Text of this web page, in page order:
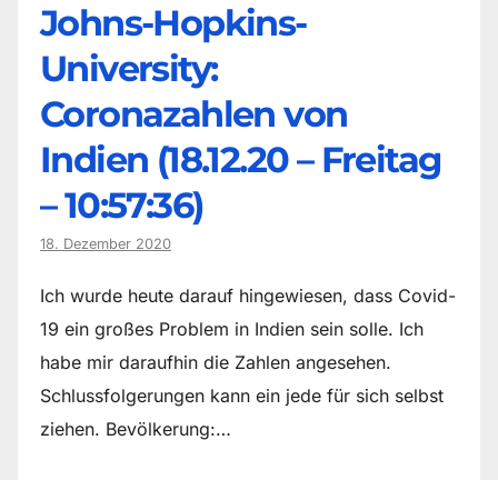
Johns-Hopkins-
University:
Coronazahlen von
Indien (18.12.20 – Freitag
– 10:57:36)
18. Dezember 2020
Ich wurde heute darauf hingewiesen, dass Covid-
19 ein großes Problem in Indien sein solle. Ich
habe mir daraufhin die Zahlen angesehen.
Schlussfolgerungen kann ein jede für sich selbst
ziehen. Bevölkerung:…